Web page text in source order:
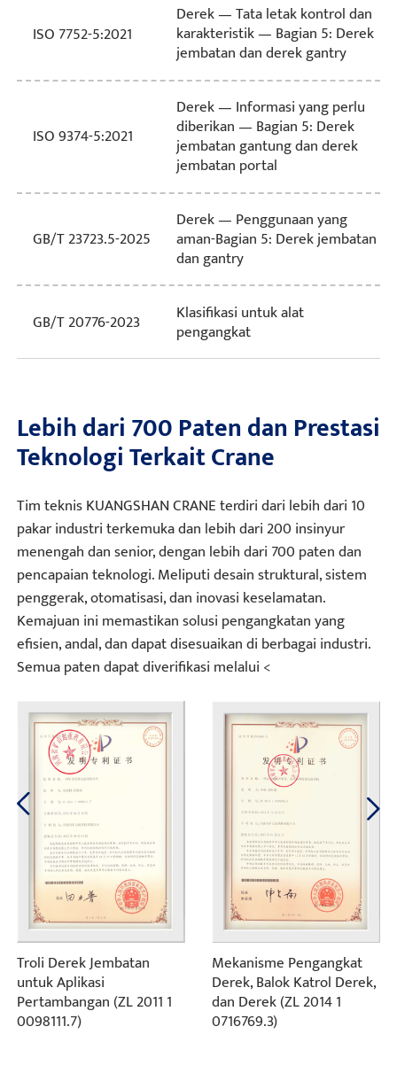
ISO 7752-5:2021
Derek — Tata letak kontrol dan
karakteristik — Bagian 5: Derek
jembatan dan derek gantry
ISO 9374-5:2021
Derek — Informasi yang perlu
diberikan — Bagian 5: Derek
jembatan gantung dan derek
jembatan portal
GB/T 23723.5-2025
Derek — Penggunaan yang
aman-Bagian 5: Derek jembatan
dan gantry
GB/T 20776-2023 Klasifikasi untuk alat
pengangkat
Lebih dari 700 Paten dan Prestasi
Teknologi Terkait Crane
Tim teknis KUANGSHAN CRANE terdiri dari lebih dari 10
pakar industri terkemuka dan lebih dari 200 insinyur
menengah dan senior, dengan lebih dari 700 paten dan
pencapaian teknologi. Meliputi desain struktural, sistem
penggerak, otomatisasi, dan inovasi keselamatan.
Kemajuan ini memastikan solusi pengangkatan yang
efisien, andal, dan dapat disesuaikan di berbagai industri.
Semua paten dapat diverifikasi melalui <
Troli Derek Jembatan
untuk Aplikasi
Pertambangan (ZL 2011 1
0098111.7)
Mekanisme Pengangkat
Derek, Balok Katrol Derek,
dan Derek (ZL 2014 1
0716769.3)